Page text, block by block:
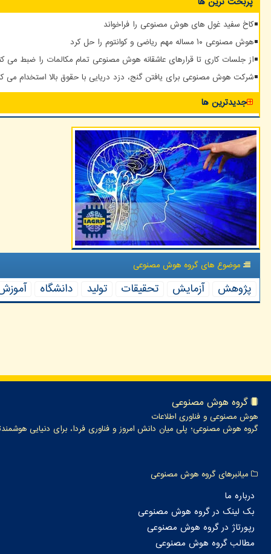
کاخ سفید غول های هوش مصنوعی را فراخواند
هوش مصنوعی ۱۰ مساله مهم ریاضی و کوانتوم را حل کرد
از جلسات کاری تا قرارهای عاشقانه هوش مصنوعی تمام مکالمات را ضبط می
شرکت هوش مصنوعی برای یافتن گنج، دزد دریایی با حقوق بالا استخدام می
جدیدترین ها
موضوع های گروه هوش مصنوعی
پژوهش آزمایش تحقیقات تولید دانشگاه
گروه هوش مصنوعی
هوش مصنوعی و فناوری اطلاعات
گروه هوش مصنوعی؛ پلی میان دانش امروز و فناوری فردا، برای دنیایی
میانبرهای گروه هوش مصنوعی
درباره ما
بک لینک در گروه هوش مصنوعی
رپورتاژ در گروه هوش مصنوعی
مطالب گروه هوش مصنوعی